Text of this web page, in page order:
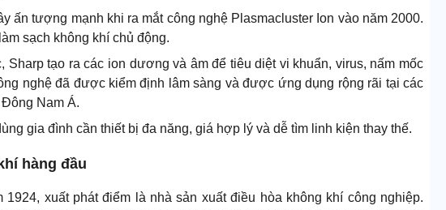
ấn tượng mạnh khi ra mắt công nghệ Plasmacluster Ion vào năm 2000.
sạch không khí chủ động.
Sharp tạo ra các ion dương và âm để tiêu diệt vi khuẩn, virus, nấm mốc
nghệ đã được kiểm định lâm sàng và được ứng dụng rộng rãi tại các
Nam Á.
gia đình cần thiết bị đa năng, giá hợp lý và dễ tìm linh kiện thay thế.
hàng đầu
xuất phát điểm là nhà sản xuất điều hòa không khí công nghiệp.